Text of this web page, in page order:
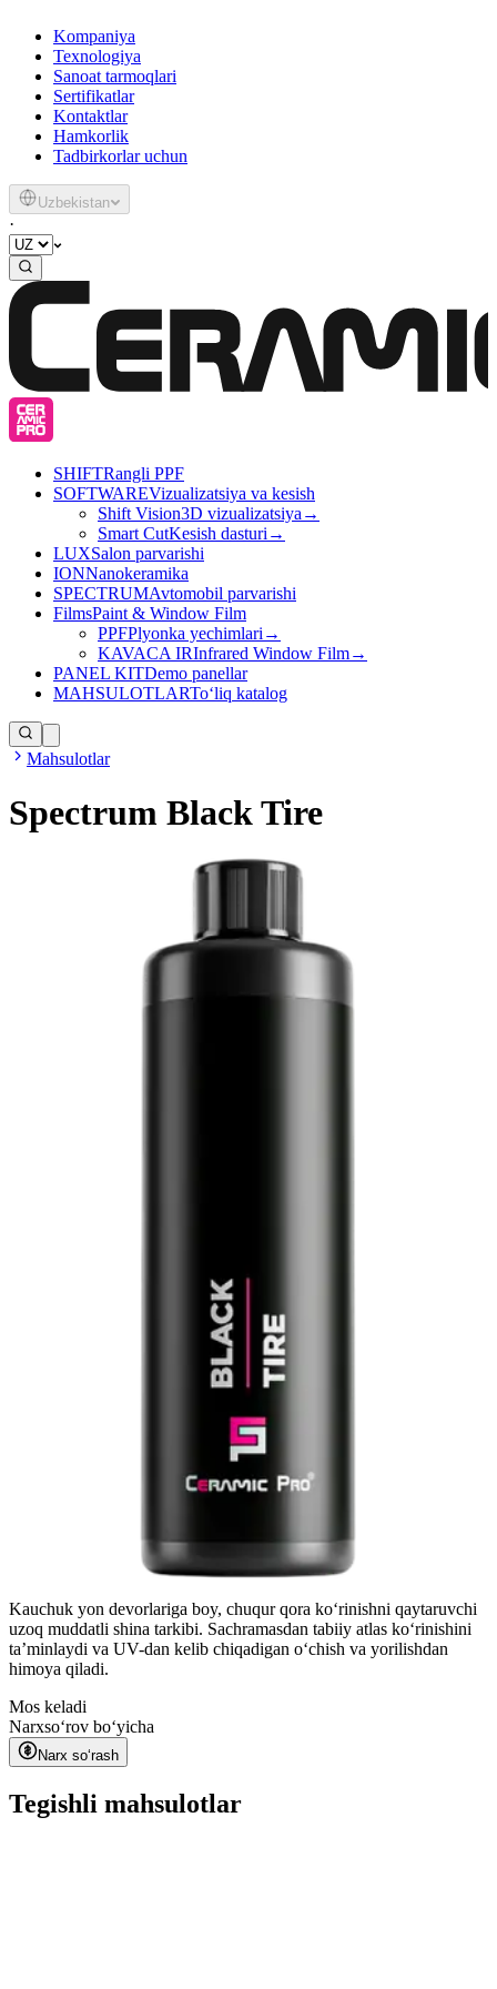
Kompaniya
Texnologiya
Sanoat tarmoqlari
Sertifikatlar
Kontaktlar
Hamkorlik
Tadbirkorlar uchun
Uzbekistan
·
SHIFTRangli PPF
SOFTWAREVizualizatsiya va kesish
Shift Vision3D vizualizatsiya →
Smart CutKesish dasturi →
LUXSalon parvarishi
IONNanokeramika
SPECTRUMAvtomobil parvarishi
FilmsPaint & Window Film
PPFPlyonka yechimlari →
KAVACA IRInfrared Window Film→
PANEL KITDemo panellar
MAHSULOTLARToʻliq katalog
Mahsulotlar
Spectrum Black Tire
Kauchuk yon devorlariga boy, chuqur qora koʻrinishni qaytaruvchi
uzoq muddatli shina tarkibi. Sachramasdan tabiiy atlas koʻrinishini
taʼminlaydi va UV-dan kelib chiqadigan oʻchish va yorilishdan
himoya qiladi.
Mos keladi
Narxsoʻrov boʻyicha
Narx soʻrash
Tegishli mahsulotlar